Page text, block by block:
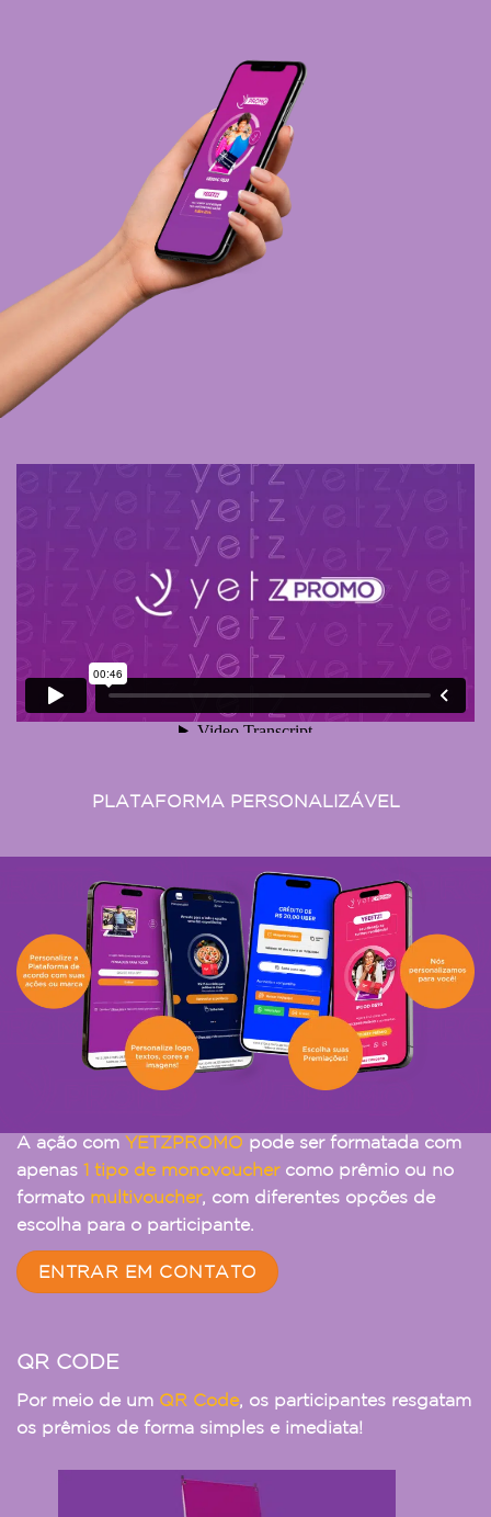
PLATAFORMA PERSONALIZÁVEL
A ação com YETZPROMO pode ser formatada com
apenas 1 tipo de monovouchercomo prêmio ou no
formato multivoucher, com diferentes opções de
escolha para o participante.
ENTRAR EM CONTATO
QR CODE
Por meio de um QR Code, os participantes resgatam
os prêmios de forma simples e imediata!